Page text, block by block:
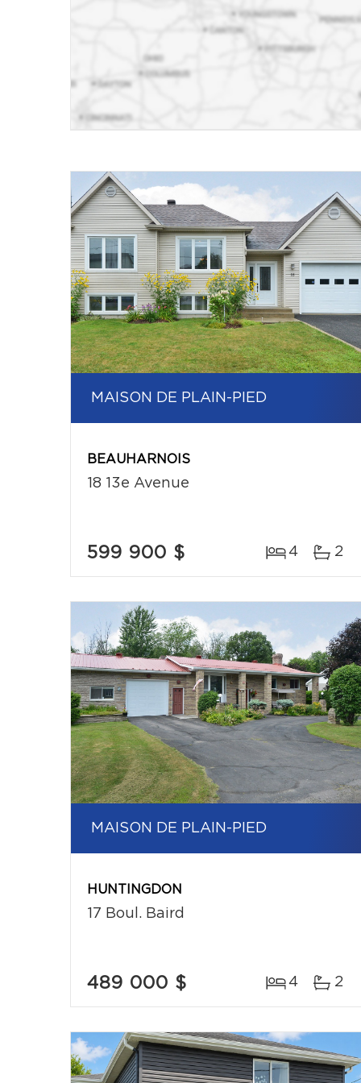
MAISON DE PLAIN-PIED
BEAUHARNOIS
18 13e Avenue
599 900 $ 4 2
MAISON DE PLAIN-PIED
HUNTINGDON
17 Boul. Baird
489 000 $ 4 2